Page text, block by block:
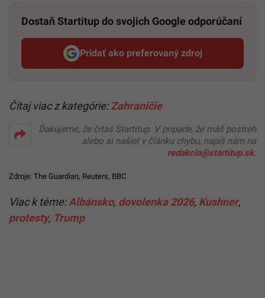
Dostaň Startitup do svojich Google odporúčaní
Pridať ako preferovaný zdroj
Startitup, odkaz sa otvorí v
Čítaj viac z kategórie:Zahraničie
Ďakujeme, že čítaš Startitup. V prípade, že máš postreh
alebo si našiel v článku chybu, napíš nám na
redakcia@startitup.sk.
Zdroje: The Guardian, Reuters, BBC
Viac k téme:Albánsko, dovolenka 2026, Kushner,
protesty, Trump